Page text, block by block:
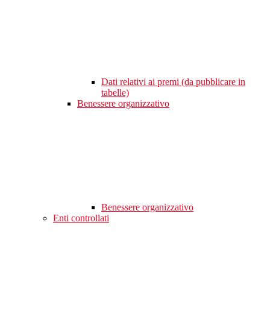
Dati relativi ai premi (da pubblicare in
tabelle)
Benessere organizzativo
Benessere organizzativo
Enti controllati